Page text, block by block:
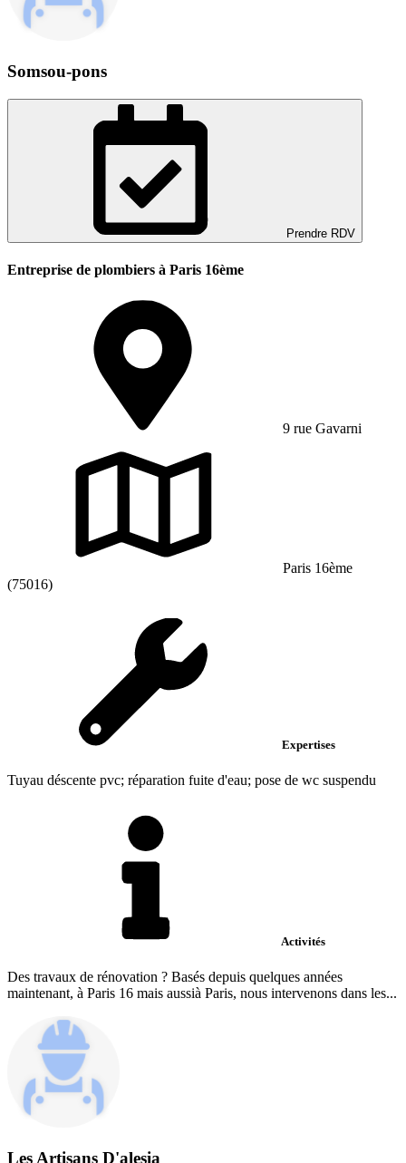
Somsou-pons
Prendre RDV
Entreprise de plombiers à Paris 16ème
9 rue Gavarni
Paris 16ème
(75016)
Expertises
Tuyau déscente pvc; réparation fuite d'eau; pose de wc suspendu
Activités
Des travaux de rénovation ? Basés depuis quelques années
maintenant, à Paris 16 mais aussià Paris, nous intervenons dans les...
Les Artisans D'alesia